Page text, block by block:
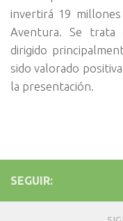
invertirá 19
Aventura. Se trata
dirigido
sido valorado
la presentación.
SEGUIR: